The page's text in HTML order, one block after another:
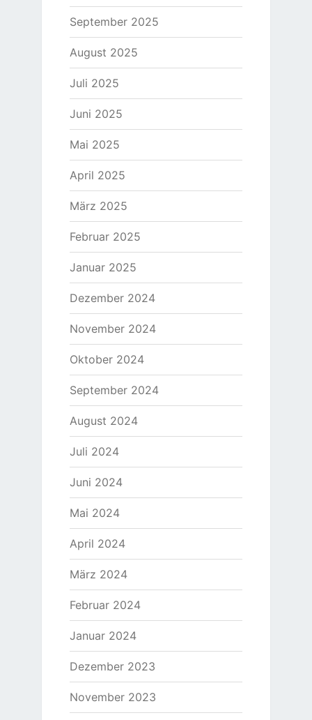
September 2025
August 2025
Juli 2025
Juni 2025
Mai 2025
April 2025
März 2025
Februar 2025
Januar 2025
Dezember 2024
November 2024
Oktober 2024
September 2024
August 2024
Juli 2024
Juni 2024
Mai 2024
April 2024
März 2024
Februar 2024
Januar 2024
Dezember 2023
November 2023